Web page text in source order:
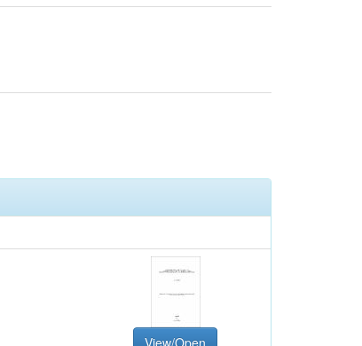
View/Open